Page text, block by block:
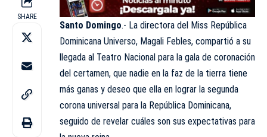
SHARE
Santo Domingo.- La directora del Miss República
Dominicana Universo, Magali Febles, compartió a su
llegada al Teatro Nacional para la gala de coronación
del certamen, que nadie en la faz de la tierra tiene
más ganas y deseo que ella en lograr la segunda
corona universal para la República Dominicana,
seguido de revelar cuáles son sus expectativas para